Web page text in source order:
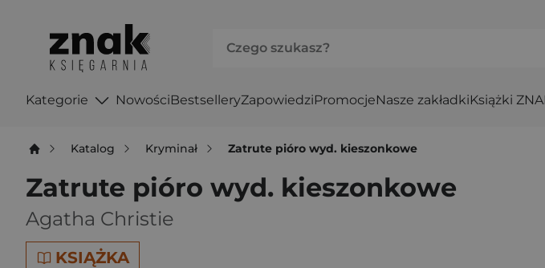
Kategorie NowościBestselleryZapowiedziPromocjeNasze zakładkiKsiążki
Katalog Kryminał Zatrute pióro wyd. kieszonkowe
Zatrute pióro wyd. kieszonkowe
Agatha Christie
KSIĄŻKA